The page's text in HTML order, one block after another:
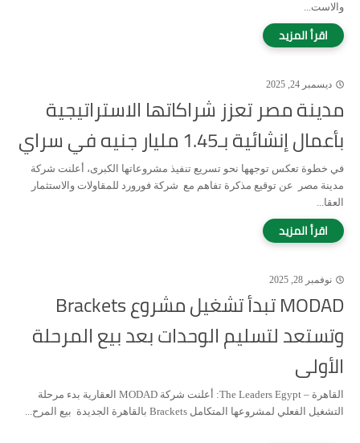
والاست...
ديسمبر 24, 2025
مدينة مصر تعزز شراكاتها الاستراتيجية
بأعمال إنشائية بـ1.45 مليار جنيه في سراي
في خطوة تعكس توجهها نحو تسريع تنفيذ مشروعاتها الكبرى، أعلنت شركة
مدينة مصر عن توقيع مذكرة تفاهم مع شركة فورورد للمقاولات والاستثمار
العقا...
نوفمبر 28, 2025
MODAD تبدأ تشغيل مشروع Brackets
وتستعد لتسليم الوحدات بعد بيع المرحلة
الأولى
القاهرة – The Leaders Egypt: أعلنت شركة MODAD العقارية بدء مرحلة
التشغيل الفعلي لمشروعها المتكامل Brackets بالقاهرة الجديدة بيع المرح...